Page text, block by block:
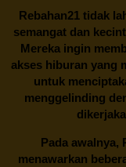
Rebahan21 tidak
semangat dan
Mereka ingin
akses hiburan yang
untuk
menggelinding
Pada awalnya,
menawarkan